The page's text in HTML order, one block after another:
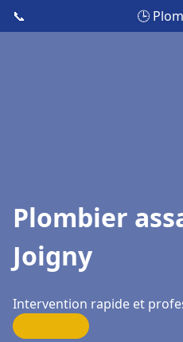
📞 🕒
Plombier
Joigny
Intervention rapide et